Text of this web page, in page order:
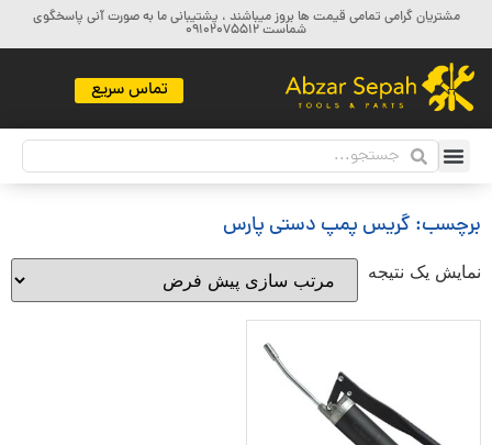
مشتریان گرامی تمامی قیمت ها بروز میباشند ، پشتیبانی ما به صورت آنی پاسخگوی
شماست 09102075512
تماس سریع
برچسب: گریس پمپ دستی پارس
نمایش یک نتیجه